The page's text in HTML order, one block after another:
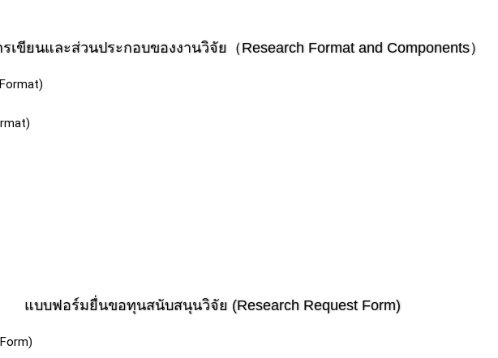
เขียนและส่วนประกอบของงานวิจัย（Research Format and Components）
แบบฟอร์มยื่นขอทุนสนับสนุนวิจัย (Research Request Form)